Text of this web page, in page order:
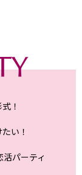
！
い！
パーティ